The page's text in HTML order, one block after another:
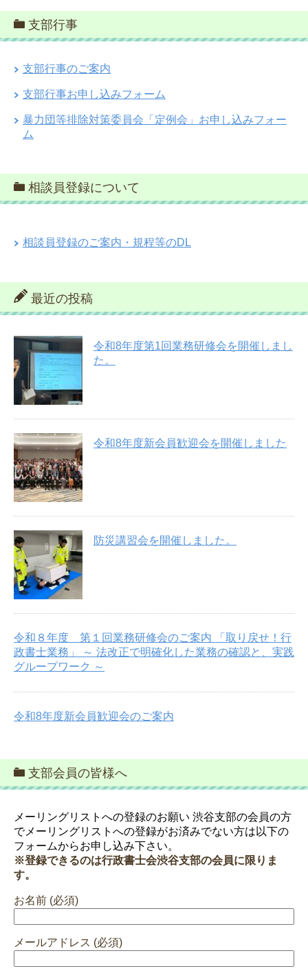
支部行事
支部行事のご案内
支部行事お申し込みフォーム
暴力団等排除対策委員会「定例会」お申し込みフォー
ム
相談員登録について
相談員登録のご案内・規程等のDL
最近の投稿
令和8年度第1回業務研修会を開催しまし
た。
令和8年度新会員歓迎会を開催しました
防災講習会を開催しました。
令和８年度 第１回業務研修会のご案内 「取り戻せ！行
政書士業務」 ～ 法改正で明確化した業務の確認と、実践
グループワーク ～
令和8年度新会員歓迎会のご案内
支部会員の皆様へ
メーリングリストへの登録のお願い 渋谷支部の会員の方
でメーリングリストへの登録がお済みでない方は以下の
フォームからお申し込み下さい。
※登録できるのは行政書士会渋谷支部の会員に限りま
す。
お名前 (必須)
メールアドレス (必須)